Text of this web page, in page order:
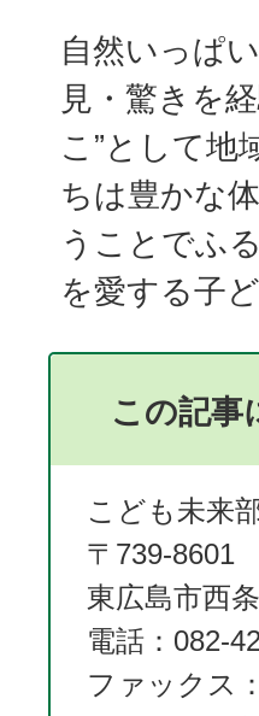
自然いっぱ
見・驚きを
こ”として地
ちは豊かな
うことでふ
を愛する子
この記事
こども未
〒739-8601
東広島市西
電話：082-
ファックス